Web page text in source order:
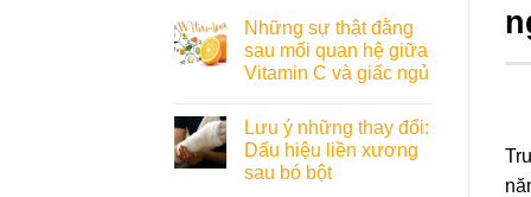
Những sự thật đằng
sau mối quan hệ giữa
Vitamin C và giấc ngủ
Lưu ý những thay đổi:
Dấu hiệu liền xương
sau bó bột